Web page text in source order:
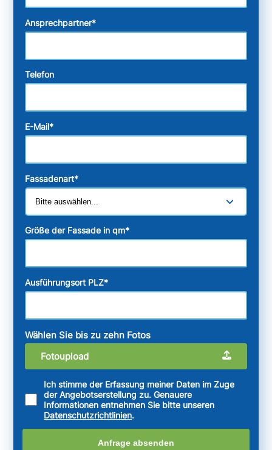
Ansprechpartner*
Telefon
E-Mail*
Fassadenart*
Größe der Fassade in qm*
Ausführungsort PLZ*
Wählen Sie bis zu zehn Fotos
Fotoupload
Ich stimme der Erfassung meiner Daten im Zuge
der Angebotserstellung zu. Genauere
Informationen entnehmen Sie bitte unseren
Datenschutzrichtlinien.
Anfrage absenden